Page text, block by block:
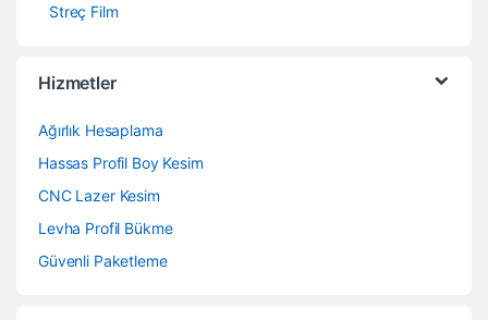
Streç Film
Hizmetler
Ağırlık Hesaplama
Hassas Profil Boy Kesim
CNC Lazer Kesim
Levha Profil Bükme
Güvenli Paketleme